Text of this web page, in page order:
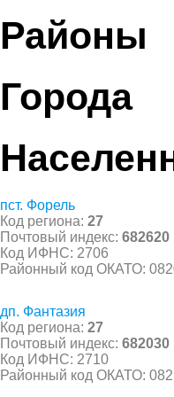
Районы
Города
пст. Форель
Код региона: 27
Почтовый индекс: 682620
Код ИФНС: 2706
Районный код ОКАТО:
дп. Фантазия
Код региона: 27
Почтовый индекс: 682030
Код ИФНС: 2710
Районный код ОКАТО: